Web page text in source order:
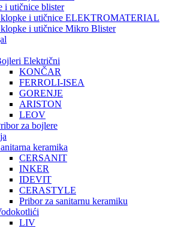
i utičnice blister
i utičnice ELEKTROMATERIAL
i utičnice Mikro Blister
Električni
KONČAR
FERROLI-ISEA
GORENJE
ARISTON
LEOV
za bojlere
keramika
CERSANIT
INKER
IDEVIT
CERASTYLE
Pribor za sanitarnu keramiku
LIV